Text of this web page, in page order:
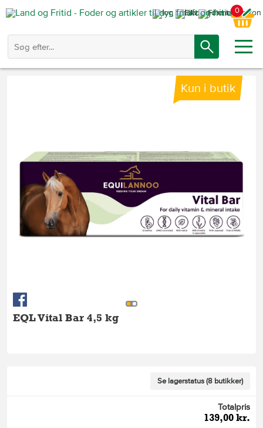
0
EQL Vital Bar 4,5 kg
Kun i butik
Se lagerstatus (8 butikker)
Totalpris
139,00 kr.